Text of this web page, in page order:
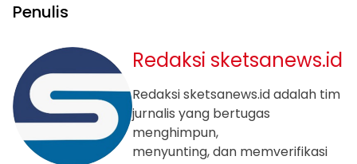
Penulis
Redaksi sketsanews.id
Redaksi sketsanews.id adalah tim
jurnalis yang bertugas
menghimpun,
menyunting, dan memverifikasi